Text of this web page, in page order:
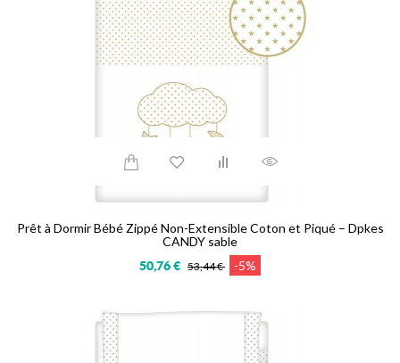
Prêt à Dormir Bébé Zippé Non-Extensible Coton et Piqué – Dpkes
CANDY sable
50,76 € 53,44 € -5%